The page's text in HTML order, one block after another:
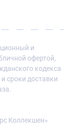
и
офертой,
кодекса
сроки доставки
Коллекшен»